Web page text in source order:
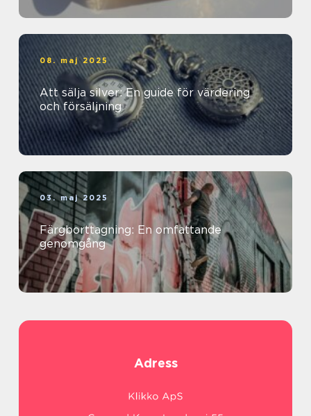
08. maj 2025
Att sälja silver: En guide för värdering
och försäljning
03. maj 2025
Färgborttagning: En omfattande
genomgång
Adress